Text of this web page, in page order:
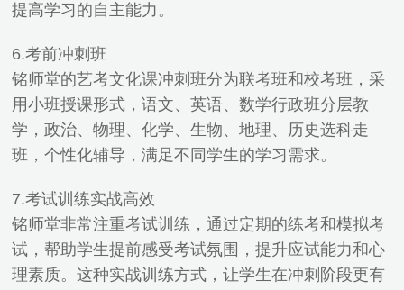
提高学习的自主能力。
6.考前冲刺班
铭师堂的艺考文化课冲刺班分为联考班和校考班，采
用小班授课形式，语文、英语、数学行政班分层教
学，政治、物理、化学、生物、地理、历史选科走
班，个性化辅导，满足不同学生的学习需求。
7.考试训练实战高效
铭师堂非常注重考试训练，通过定期的练考和模拟考
试，帮助学生提前感受考试氛围，提升应试能力和心
理素质。这种实战训练方式，让学生在冲刺阶段更有